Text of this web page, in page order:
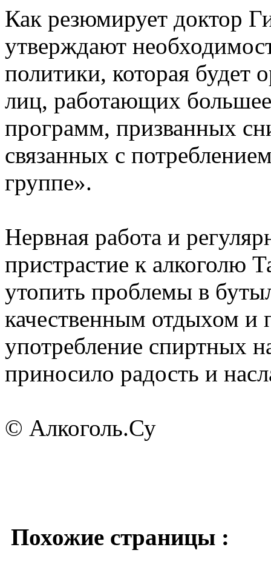
Как резюмирует доктор
утверждают
политики, которая будет
лиц, работающих большее
программ, призванных
связанных с
группе».
Нервная работа и
пристрастие к алкоголю
утопить проблемы в
качественным отдыхом
употребление спиртных
приносило радость и
© Алкоголь.Су
Похожие страницы :